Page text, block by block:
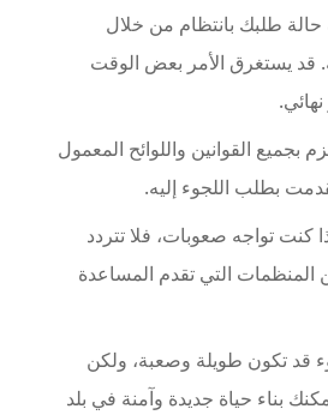
حالة طلبك بانتظام من خلال
قد يستغرق الأمر بعض الوقت
بجميع القوانين واللوائح المعمول
بطلب اللجوء إليه.
كنت تواجه صعوبات، فلا تتردد
التي تقدم المساعدة
قد تكون طويلة وصعبة، ولكن
بناء حياة جديدة وآمنة في بلد